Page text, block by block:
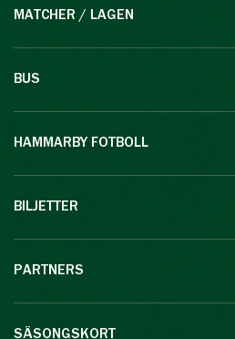
MATCHER / LAGEN
BUS
HAMMARBY FOTBOLL
BILJETTER
PARTNERS
SÄSONGSKORT